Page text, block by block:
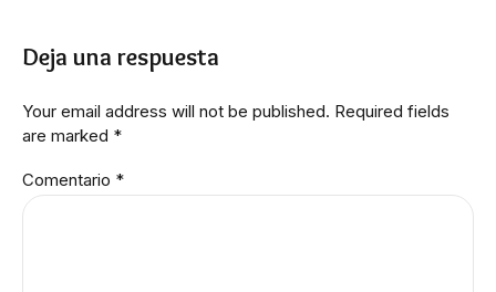
Deja una respuesta
Your email address will not be published. Required fields
are marked *
Comentario *